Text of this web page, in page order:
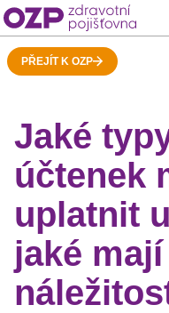
PŘEJÍT K OZP
Jaké
účtenek
uplatnit
jaké